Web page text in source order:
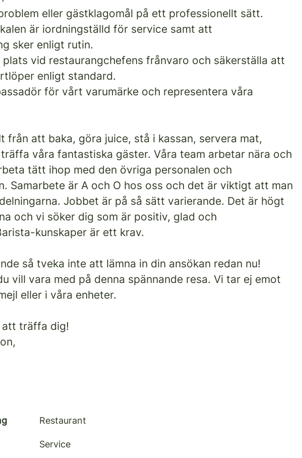
eller gästklagomål på ett professionellt sätt.
är iordningställd för service samt att
sker enligt rutin.
plats vid restaurangchefens frånvaro och säkerställa att
enligt standard.
för vårt varumärke och representera våra
från att baka, göra juice, stå i kassan, servera mat,
våra fantastiska gäster. Våra team arbetar nära och
tätt ihop med den övriga personalen och
Samarbete är A och O hos oss och det är viktigt att man
Jobbet är på så sätt varierande. Det är högt
och vi söker dig som är positiv, glad och
kunskaper är ett krav.
så tveka inte att lämna in din ansökan redan nu!
vill vara med på denna spännande resa. Vi tar ej emot
eller i våra enheter.
att träffa dig!
Restaurant
Service